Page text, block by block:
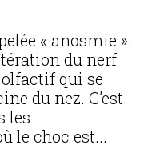
« anosmie ».
du nerf
qui se
du nez. C’est
les
le choc est...